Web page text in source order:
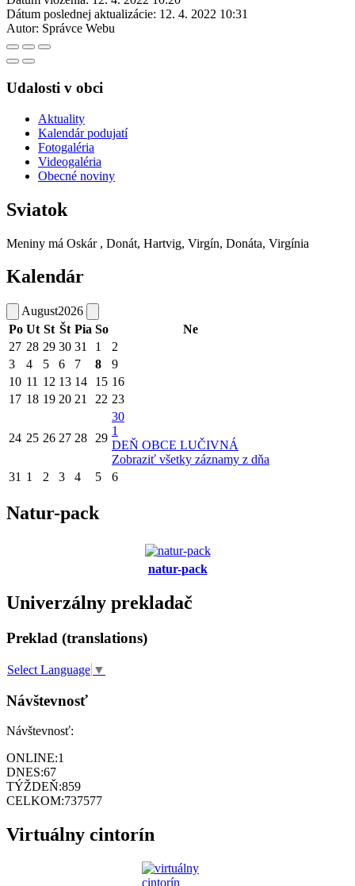
Dátum poslednej aktualizácie: 12. 4. 2022 10:31
Autor: Správce Webu
Udalosti v obci
Aktuality
Kalendár podujatí
Fotogaléria
Videogaléria
Obecné noviny
Sviatok
Meniny má Oskár , Donát, Hartvig, Virgín, Donáta, Virgínia
Kalendár
August2026
Po Ut St Št Pia So
Ne
27 28 29 30 31 1
2
3
4 5 6 7 8
9
10 11 12 13 14 15 16
17 18 19 20 21 22 23
24 25 26 27 28 29
30
1
DEŇ OBCE LUČIVNÁ
Zobraziť všetky záznamy z dňa
31 1 2 3 4 5 6
Natur-pack
natur-pack
Univerzálny prekladač
Preklad (translations)
Select Language ▼
Návštevnosť
Návštevnosť:
ONLINE:1
DNES:67
TÝŽDEŇ:859
CELKOM:737577
Virtuálny cintorín